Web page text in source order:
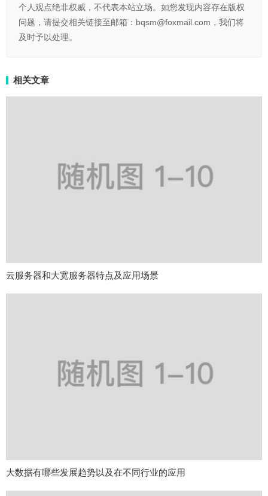
个人观点绝非权威，不代表本站立场。如您发现内容存在版权
问题，请提交相关链接至邮箱：bqsm@foxmail.com，我们将
及时予以处理。
相关文章
云服务器和大宽服务器特点及应用场景
大数据有哪些发展趋势以及在不同行业的应用